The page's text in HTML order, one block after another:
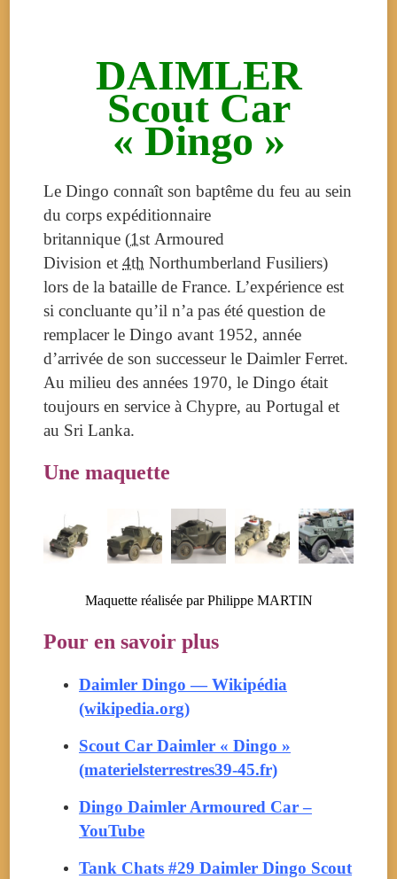
DAIMLER
Scout Car
« Dingo »
Le Dingo connaît son baptême du feu au sein
du corps expéditionnaire
britannique (1st Armoured
Division et 4th Northumberland Fusiliers)
lors de la bataille de France. L’expérience est
si concluante qu’il n’a pas été question de
remplacer le Dingo avant 1952, année
d’arrivée de son successeur le Daimler Ferret.
Au milieu des années 1970, le Dingo était
toujours en service à Chypre, au Portugal et
au Sri Lanka.
Une maquette
Maquette réalisée par Philippe MARTIN
Pour en savoir plus
Daimler Dingo — Wikipédia
(wikipedia.org)
Scout Car Daimler « Dingo »
(materielsterrestres39-45.fr)
Dingo Daimler Armoured Car –
YouTube
Tank Chats #29 Daimler Dingo Scout